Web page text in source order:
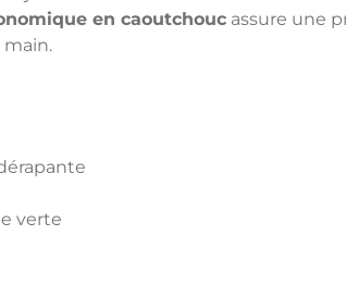
en caoutchouc assure une
verte